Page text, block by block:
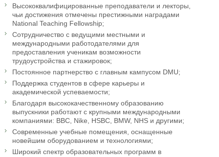
Высококвалифицированные преподаватели и лекторы,
чьи достижения отмечены престижными наградами
National Teaching Fellowship;
Сотрудничество с ведущими местными и
международными работодателями для
предоставления ученикам возможности
трудоустройства и стажировок;
Постоянное партнерство с главным кампусом DMU;
Поддержка студентов в сфере карьеры и
академической успеваемости;
Благодаря высококачественному образованию
выпускники работают с крупными международными
компаниями: BBC, Nike, HSBC, BMW, NHS и другими;
Современные учебные помещения, оснащенные
новейшим оборудованием и технологиями;
Широкий спектр образовательных программ в